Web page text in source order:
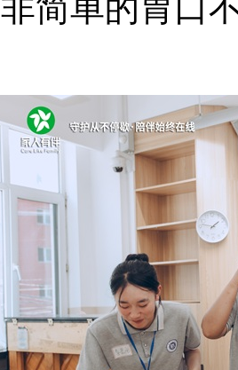
简单的胃口